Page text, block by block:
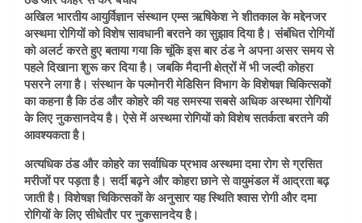
अ​खिल भारतीय आयुर्विज्ञान संस्थान एम्स ऋषिकेश ने शीतकाल के मद्देनजर
अस्थमा रोगियों को विशेष सावधानी बरतने का सुझाव दिया है। संबंधित रोगियों
को अलर्ट करते हुए बताया गया कि चूंकि इस बार ठंड ने अपना असर समय से
पहले दिखाना शुरू कर दिया है। जबकि मैदानी क्षेत्रों में भी जल्दी कोहरा
पसरने लगा है। संस्थान के पल्मोनरी मेडिसिन विभाग के विशेषज्ञ चिकित्सकों
का कहना है कि ठंड और कोहरे की यह समस्या सबसे अधिक अस्थमा रोगियों
के लिए नुकसानदेय है। ऐसे में अस्थमा रोगियों को विशेष सतर्कता बरतने की
आवश्यकता है।
अत्यधिक ठंड और कोहरे का सर्वाधिक प्रभाव अस्थमा दमा रोग से ग्रसित
मरीजों पर पड़ता है। सर्दी बढ़ने और कोहरा छाने से वायुमंडल में आद्रता बढ़
जाती है। विशेषज्ञ चिकित्सकों के अनुसार यह स्थिति श्वास रोगी और दमा
रोगियों के लिए सीधेतौर पर नुकसानदेय है।